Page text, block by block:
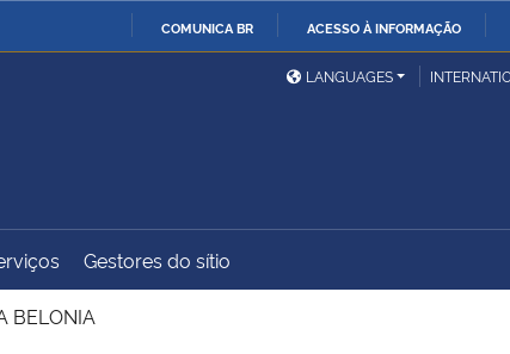
COMUNICA BR ACESSO À INFORMAÇÃO
Ministério da Defesa
Ministério das Relações
Exteriores
Ministério do
Desenvolvimento Regional
LANGUAGES
Gestores do sítio
BELONIA